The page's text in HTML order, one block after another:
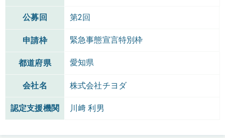
公募回 第2回
申請枠 緊急事態宣言特別枠
都道府県 愛知県
会社名 株式会社チヨダ
認定支援機関 川﨑 利男